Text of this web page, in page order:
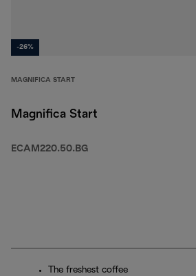
-26%
MAGNIFICA START
Magnifica Start
ECAM220.50.BG
The freshest coffee